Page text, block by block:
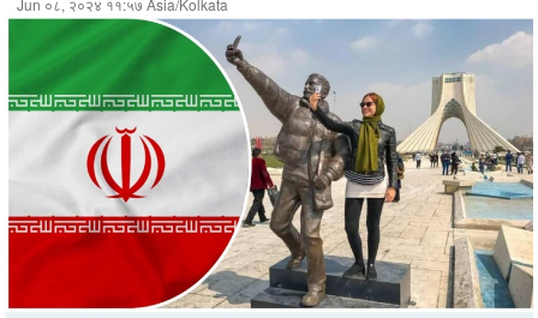
Jun ०८, २०२४ ११:५७ Asia/Kolkata